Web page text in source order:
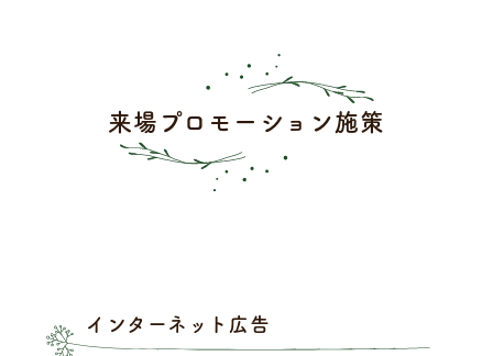
来場プロモーション施策
インターネット広告